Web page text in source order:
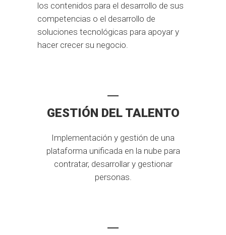
los contenidos para el desarrollo de sus
competencias o el desarrollo de
soluciones tecnológicas para apoyar y
hacer crecer su negocio.
GESTIÓN DEL TALENTO
Implementación y gestión de una
plataforma unificada en la nube para
contratar, desarrollar y gestionar
personas.